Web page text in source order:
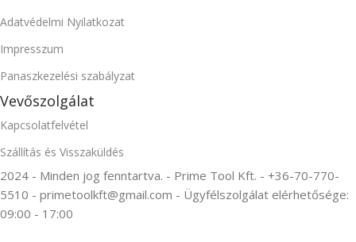
Adatvédelmi Nyilatkozat
Impresszum
Panaszkezelési szabályzat
Vevőszolgálat
Kapcsolatfelvétel
Szállítás és Visszaküldés
2024 - Minden jog fenntartva. - Prime Tool Kft. - +36-70-770-
5510 - primetoolkft@gmail.com - Ügyfélszolgálat elérhetősége:
09:00 - 17:00